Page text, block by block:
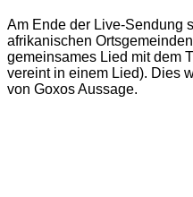
Am Ende der Live-Sendung
afrikanischen
gemeinsames Lied mit dem
vereint in einem Lied). Dies
von Goxos Aussage.